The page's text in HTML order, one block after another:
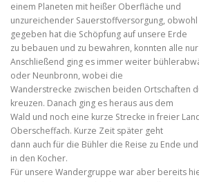
einem Planeten mit heißer Oberfläche und
unzureichender Sauerstoffversorgung,
gegeben hat die Schöpfung auf unsere Erde
zu bebauen und zu bewahren, konnten alle
Anschließend ging es immer weiter
oder Neunbronn, wobei die
Wanderstrecke zwischen beiden Ortschaften
kreuzen. Danach ging es heraus aus dem
Wald und noch eine kurze Strecke in freier
Oberscheffach. Kurze Zeit später geht
dann auch für die Bühler die Reise zu Ende
in den Kocher.
Für unsere Wandergruppe war aber bereits